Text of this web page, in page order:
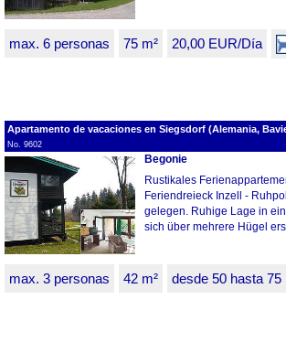
max. 6 personas 75 m² 20,00 EUR/Día
Apartamento de vacaciones en Siegsdorf (Alemania,
No. 9602
Begonie
Rustikales
Feriendreieck Inzell -
gelegen. Ruhige Lage in
sich über mehrere Hügel
max. 3 personas 42 m² desde 50 hasta